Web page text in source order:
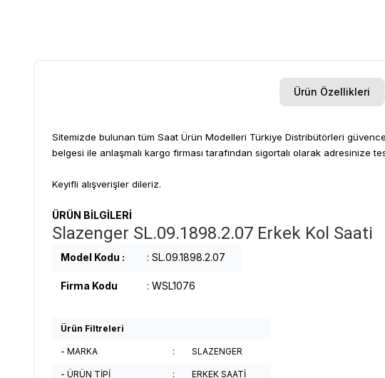
Ürün Özellikleri
Sitemizde bulunan tüm Saat Ürün Modelleri Türkiye Distribütörleri
belgesi ile anlaşmalı kargo firması tarafından sigortalı olarak adresinize
Keyifli alışverişler dileriz.
ÜRÜN BİLGİLERİ
Slazenger SL.09.1898.2.07 Erkek Kol Saati
Model Kodu : : SL.09.1898.2.07
Firma Kodu : WSL1076
Ürün Filtreleri
- MARKA : SLAZENGER
- ÜRÜN TİPİ : ERKEK SAATİ